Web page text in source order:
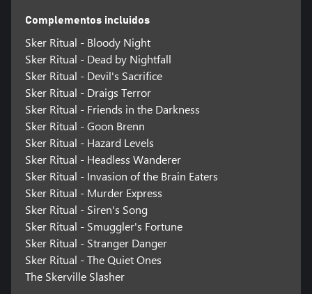
Complementos incluidos
Sker Ritual - Bloody Night
Sker Ritual - Dead by Nightfall
Sker Ritual - Devil's Sacrifice
Sker Ritual - Draigs Terror
Sker Ritual - Friends in the Darkness
Sker Ritual - Goon Brenn
Sker Ritual - Hazard Levels
Sker Ritual - Headless Wanderer
Sker Ritual - Invasion of the Brain Eaters
Sker Ritual - Murder Express
Sker Ritual - Siren's Song
Sker Ritual - Smuggler's Fortune
Sker Ritual - Stranger Danger
Sker Ritual - The Quiet Ones
The Skerville Slasher